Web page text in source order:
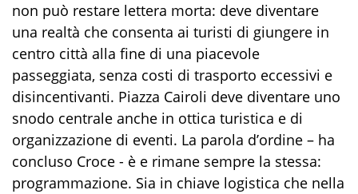
non può restare lettera morta: deve diventare
una realtà che consenta ai turisti di giungere in
centro città alla fine di una piacevole
passeggiata, senza costi di trasporto eccessivi e
disincentivanti. Piazza Cairoli deve diventare uno
snodo centrale anche in ottica turistica e di
organizzazione di eventi. La parola d’ordine – ha
concluso Croce - è e rimane sempre la stessa:
programmazione. Sia in chiave logistica che nella